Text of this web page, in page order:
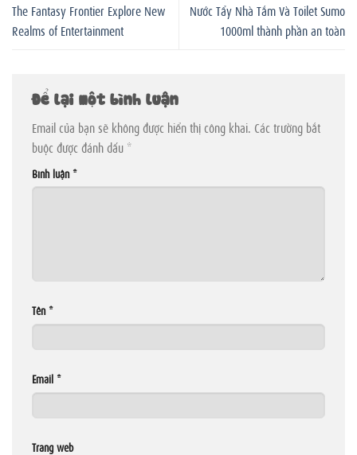
The Fantasy Frontier Explore New
Realms of Entertainment
Nước Tẩy Nhà Tắm Và Toilet Sumo
1000ml thành phần an toàn
Để lại một bình luận
Email của bạn sẽ không được hiển thị công khai. Các trường bắt
buộc được đánh dấu *
Bình luận *
Tên *
Email *
Trang web